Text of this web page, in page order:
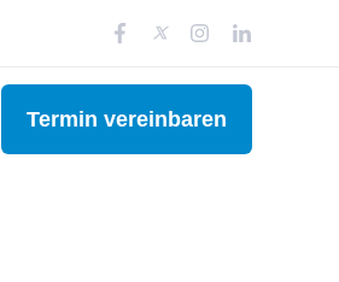
Termin vereinbaren